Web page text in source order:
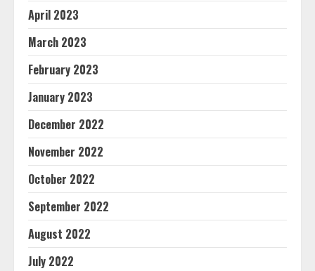
April 2023
March 2023
February 2023
January 2023
December 2022
November 2022
October 2022
September 2022
August 2022
July 2022